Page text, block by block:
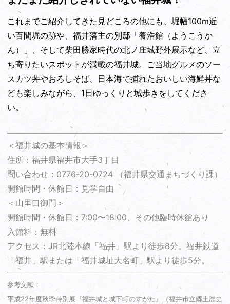
これまでご紹介してきた見どころの他にも、堀幅100m近
い百間堀の跡や、福井藩主の別邸「養浩館（ようこうか
ん）」、そして柴田勝家時代の北ノ庄城野外展示など、立
ち寄りたいスポットが満載の福井城。ご当地グルメのソー
スカツ丼やおろしそば、日本海で捕れたおいしい海鮮丼な
ども楽しみながら、1日ゆっくりと城歩きをしてくださ
い。
＜福井城の基本情報＞
住所：福井県福井市大手3丁目
問い合わせ：0776-20-0724 （福井県交通まちづくり課）
開館時間・休館日：見学自由
＜山里口御門＞
開館時間・休館日：7:00〜18:00、その他臨時休館あり
入館料：無料
アクセス：JR北陸本線「福井」駅より徒歩8分。福井鉄道
「福井」駅または「福井城址大名町」駅より徒歩5分。
参考文献：
平成22年度秋季特別展『福井城と城下町のすがた』（福井市立郷土歴史